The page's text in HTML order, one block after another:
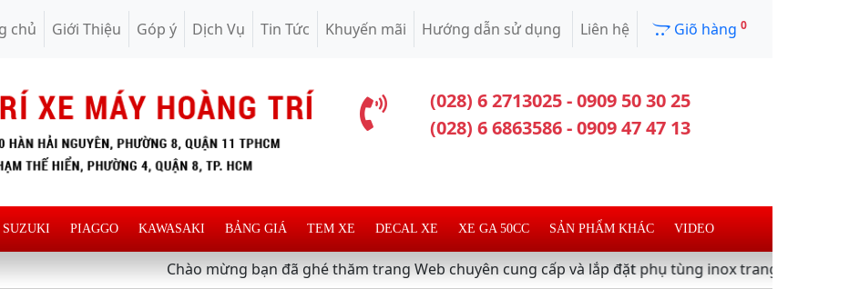
chủ Giới Thiệu Góp ý Dịch Vụ Tin Tức Khuyến mãi Hướng dẫn sử dụng Liên hệ Giõ hàng 0
(028) 6 2713025 - 0909 50 30 25
(028) 6 6863586 - 0909 47 47 13
SUZUKI PIAGGO KAWASAKI BẢNG GIÁ TEM XE DECAL XE XE GA 50CC SẢN PHẨM KHÁC VIDEO
Chào mừng bạn đã ghé thăm trang Web chuyên cung cấp và lắp đặt phụ tùng inox trang trí làm đẹp